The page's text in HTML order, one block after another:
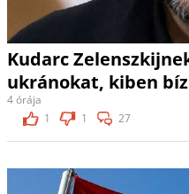
Kudarc
ukránokat, kiben
4 órája
1
1 27